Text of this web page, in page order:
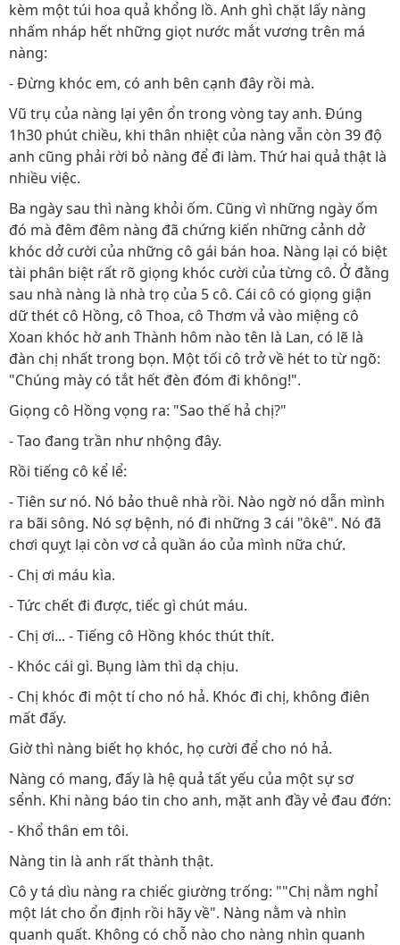
kèm một túi hoa quả khổng lồ. Anh ghì chặt lấy nàng
nhấm nháp hết những giọt nước mắt vương trên má
nàng:
- Đừng khóc em, có anh bên cạnh đây rồi mà.
Vũ trụ của nàng lại yên ổn trong vòng tay anh. Đúng
1h30 phút chiều, khi thân nhiệt của nàng vẫn còn 39 độ
anh cũng phải rời bỏ nàng để đi làm. Thứ hai quả thật là
nhiều việc.
Ba ngày sau thì nàng khỏi ốm. Cũng vì những ngày ốm
đó mà đêm đêm nàng đã chứng kiến những cảnh dở
khóc dở cười của những cô gái bán hoa. Nàng lại có biệt
tài phân biệt rất rõ giọng khóc cười của từng cô. Ở đằng
sau nhà nàng là nhà trọ của 5 cô. Cái cô có giọng giận
dữ thét cô Hồng, cô Thoa, cô Thơm vả vào miệng cô
Xoan khóc hờ anh Thành hôm nào tên là Lan, có lẽ là
đàn chị nhất trong bọn. Một tối cô trở về hét to từ ngõ:
"Chúng mày có tắt hết đèn đóm đi không!".
Giọng cô Hồng vọng ra: "Sao thế hả chị?"
- Tao đang trần như nhộng đây.
Rồi tiếng cô kể lể:
- Tiên sư nó. Nó bảo thuê nhà rồi. Nào ngờ nó dẫn mình
ra bãi sông. Nó sợ bệnh, nó đi những 3 cái "ôkê". Nó đã
chơi quỵt lại còn vơ cả quần áo của mình nữa chứ.
- Chị ơi máu kìa.
- Tức chết đi được, tiếc gì chút máu.
- Chị ơi... - Tiếng cô Hồng khóc thút thít.
- Khóc cái gì. Bụng làm thì dạ chịu.
- Chị khóc đi một tí cho nó hả. Khóc đi chị, không điên
mất đấy.
Giờ thì nàng biết họ khóc, họ cười để cho nó hả.
Nàng có mang, đấy là hệ quả tất yếu của một sự sơ
sểnh. Khi nàng báo tin cho anh, mặt anh đầy vẻ đau đớn:
- Khổ thân em tôi.
Nàng tin là anh rất thành thật.
Cô y tá dìu nàng ra chiếc giường trống: ""Chị nằm nghỉ
một lát cho ổn định rồi hãy về". Nàng nằm và nhìn
quanh quất. Không có chỗ nào cho nàng nhìn quanh